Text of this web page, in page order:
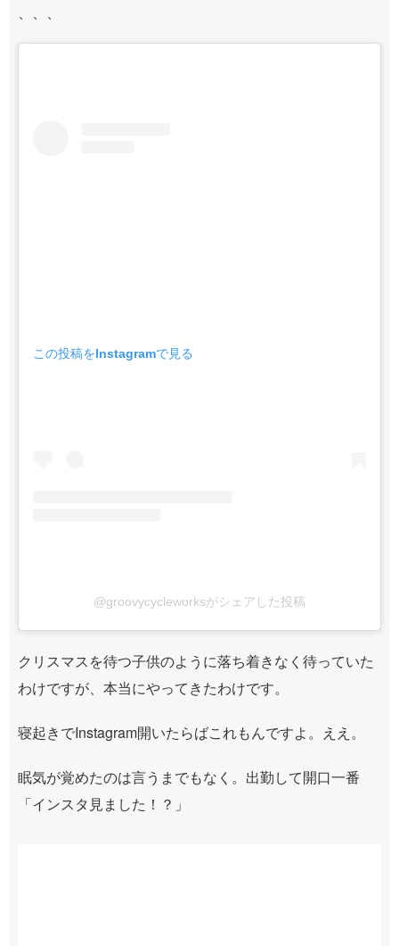
、、、
この投稿をInstagramで見る
@groovycycleworksがシェアした投稿
クリスマスを待つ子供のように落ち着きなく待っていた
わけですが、本当にやってきたわけです。
寝起きでInstagram開いたらばこれもんですよ。ええ。
眠気が覚めたのは言うまでもなく。出勤して開口一番
「インスタ見ました！？」